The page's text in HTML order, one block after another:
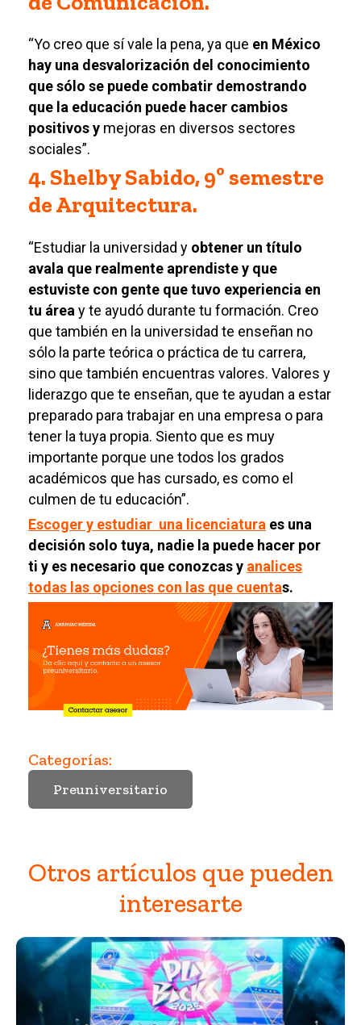
“Yo creo que sí vale la pena, ya que en México
hay una desvalorización del conocimiento
que sólo se puede combatir demostrando
que la educación puede hacer cambios
positivos y mejoras en diversos sectores
sociales”.
4. Shelby Sabido, 9º semestre
de Arquitectura.
“Estudiar la universidad y obtener un título
avala que realmente aprendiste y que
estuviste con gente que tuvo experiencia en
tu área y te ayudó durante tu formación. Creo
que también en la universidad te enseñan no
sólo la parte teórica o práctica de tu carrera,
sino que también encuentras valores. Valores y
liderazgo que te enseñan, que te ayudan a estar
preparado para trabajar en una empresa o para
tener la tuya propia. Siento que es muy
importante porque une todos los grados
académicos que has cursado, es como el
culmen de tu educación”.
Escoger y estudiar una licenciatura es una
decisión solo tuya, nadie la puede hacer por
ti y es necesario que conozcas y analices
todas las opciones con las que cuentas.
Categorías:
Preuniversitario
Otros artículos que pueden
interesarte